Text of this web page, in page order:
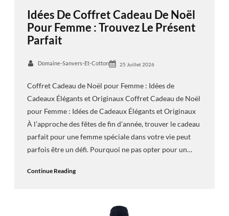
Idées De Coffret Cadeau De Noël
Pour Femme : Trouvez Le Présent
Parfait
Domaine-Sanvers-Et-Cotton 25 Juillet 2026
Coffret Cadeau de Noël pour Femme : Idées de
Cadeaux Élégants et Originaux Coffret Cadeau de Noël
pour Femme : Idées de Cadeaux Élégants et Originaux
À l’approche des fêtes de fin d’année, trouver le cadeau
parfait pour une femme spéciale dans votre vie peut
parfois être un défi. Pourquoi ne pas opter pour un…
Continue Reading